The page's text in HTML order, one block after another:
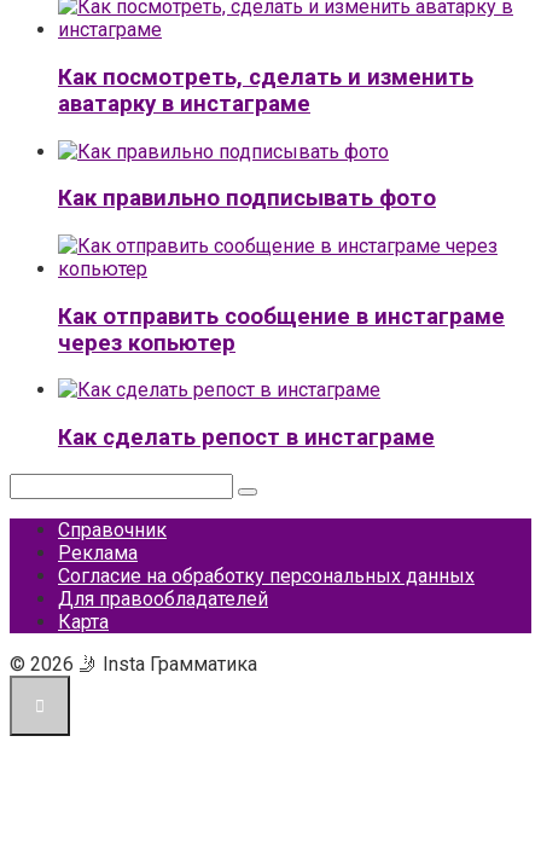
Как посмотреть, сделать и изменить
аватарку в инстаграме
Как правильно подписывать фото
Как отправить сообщение в инстаграме
через копьютер
Как сделать репост в инстаграме
Справочник
Реклама
Согласие на обработку персональных данных
Для правообладателей
Карта
© 2026 🤳 Insta Грамматика